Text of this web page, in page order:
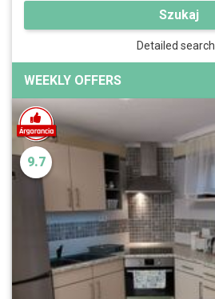
Szukaj
Detailed search
WEEKLY OFFERS
9.7